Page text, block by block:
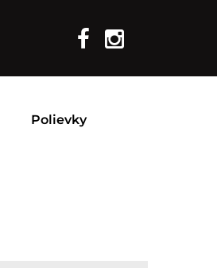
Polievky